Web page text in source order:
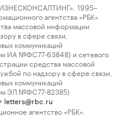
1995–
агентства «РБК»
массовой информации
в сфере связи,
коммуникаций
ИА №ФС77-63848) и сетевого
средства массовой
по надзору в сфере связи,
коммуникаций
ЭЛ №ФС77-82385)
letters@rbc.ru
агентство «РБК».